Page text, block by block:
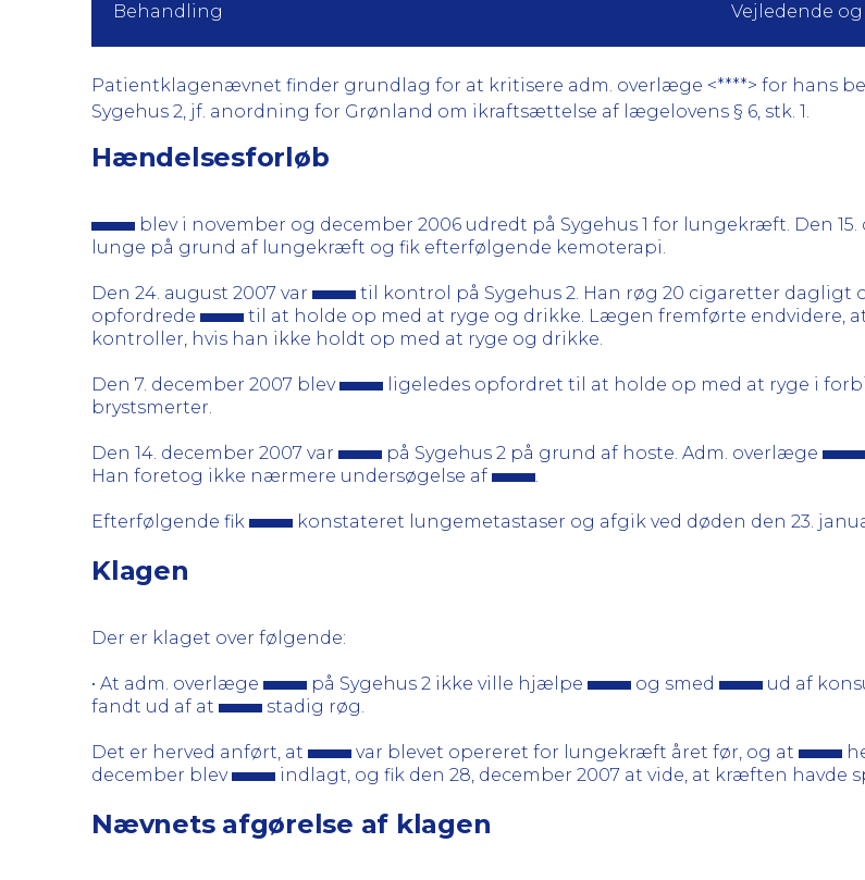
Behandling
Vejledende og
Patientklagenævnet finder grundlag for at kritisere adm. overlæge <****> for hans
Sygehus 2, jf. anordning for Grønland om ikraftsættelse af lægelovens § 6, stk. 1.
Hændelsesforløb
blev i november og december 2006 udredt på Sygehus 1 for lungekræft. Den
lunge på grund af lungekræft og fik efterfølgende kemoterapi.
Den 24. august 2007 var
til kontrol på Sygehus 2. Han røg 20 cigaretter
opfordrede
til at holde op med at ryge og drikke. Lægen fremførte endvidere,
kontroller, hvis han ikke holdt op med at ryge og drikke.
Den 7. december 2007 blev
ligeledes opfordret til at holde op med at ryge i
brystsmerter.
Den 14. december 2007 var på Sygehus 2 på grund af hoste. Adm. overlæge
Han foretog ikke nærmere undersøgelse af
.
Efterfølgende fik konstateret lungemetastaser og afgik ved døden den 23.
Klagen
Der er klaget over følgende:
• At adm. overlæge på Sygehus 2 ikke ville hjælpe og smed
ud af
fandt ud af at
stadig røg.
Det er herved anført, at var blevet opereret for lungekræft året før, og at
december blev
indlagt, og fik den 28, december 2007 at vide, at kræften havde
Nævnets afgørelse af klagen